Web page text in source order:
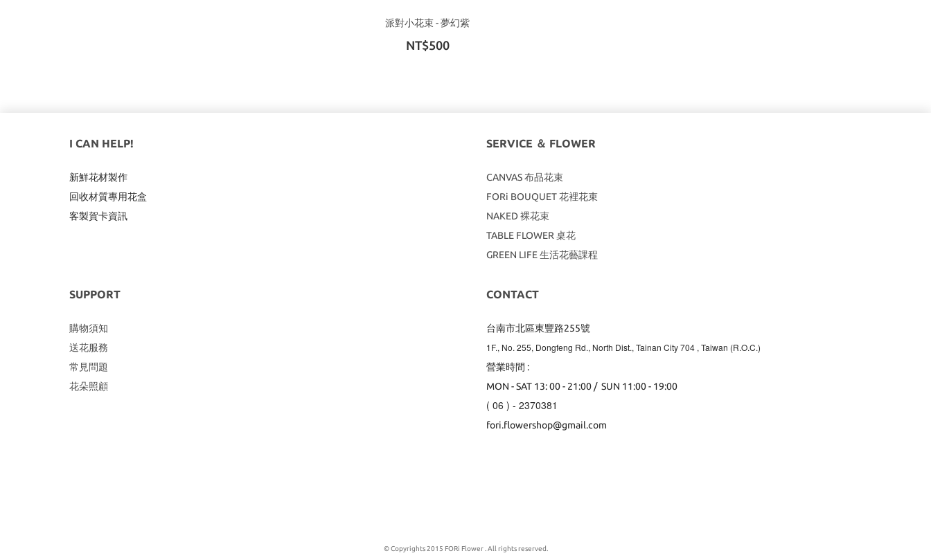
派對小花束 - 夢幻紫
NT$500
I CAN HELP!
新鮮花材製作
回收材質專用花盒
客製賀卡資訊
SERVICE ＆ FLOWER
CANVAS布品花束
FORi BOUQUET 花裡花束
NAKED 裸花束
TABLE FLOWER 桌花
GREEN LIFE 生活花藝課程
SUPPORT
購物須知
送花服務
常見問題
花朵照顧
CONTACT
台南市北區東豐路255號
1F., No. 255, Dongfeng Rd., North Dist., Tainan City 704 , Taiwan (R.O.C.)
營業時間 :
MON - SAT 13: 00 - 21:00 / SUN 11:00 - 19:00
( 06 ) - 2370381
fori.flowershop@gmail.com
© Copyrights 2015 FORi Flower . All rights reserved.